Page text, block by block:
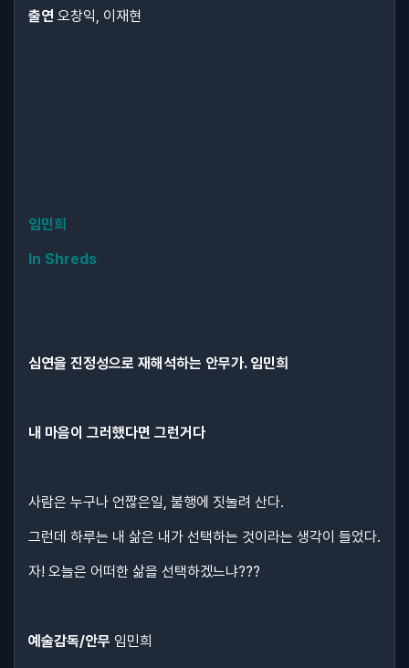
출연 오창익, 이재현
임민희
In Shreds
심연을 진정성으로 재해석하는 안무가. 임민희
내 마음이 그러했다면 그런거다
사람은 누구나 언짢은일, 불행에 짓눌려 산다.
그런데 하루는 내 삶은 내가 선택하는 것이라는 생각이 들었다.
자! 오늘은 어떠한 삶을 선택하겠느냐???
예술감독/안무 임민희